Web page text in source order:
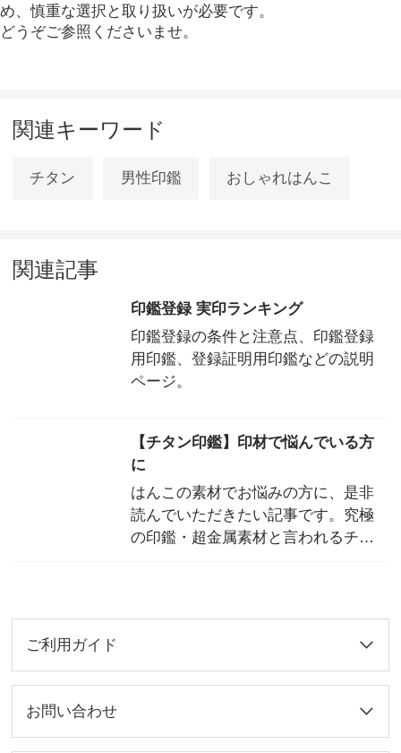
め、慎重な選択と取り扱いが必要です。
どうぞご参照くださいませ。
関連キーワード
チタン 男性印鑑 おしゃれはんこ
関連記事
印鑑登録 実印ランキング
印鑑登録の条件と注意点、印鑑登録
用印鑑、登録証明用印鑑などの説明
ページ。
【チタン印鑑】印材で悩んでいる方
に
はんこの素材でお悩みの方に、是非
読んでいただきたい記事です。究極
の印鑑・超金属素材と言われるチタ
ご利用ガイド
お問い合わせ